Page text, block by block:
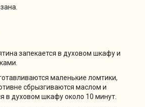
запекается в духовом шкафу и
маленькие ломтики,
сбрызгиваются маслом и
в духовом шкафу около 10 минут.